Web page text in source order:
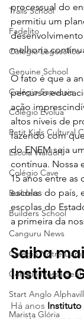
Trails School
Fadelito
Colégio Logosófico
Genuine School
Colégio Sapucaia
Colégio Evolua
Petit Kids Cultural
Escola Waldorf
Colégio Cave
Builders
Builders School
Canguru News
Colégio Notre
Colégio Nossa
Start Anglo
Marista Glória
processual do
permitiu um
melhoria
O fato é que a
percurso
ação
altos níveis de
fazendo com
do ENEM seja
contínua. Nossa
15 anos entre as
escolas do país,
escolas do
a primeira da
Saiba
Instituto
Há anos Instituto